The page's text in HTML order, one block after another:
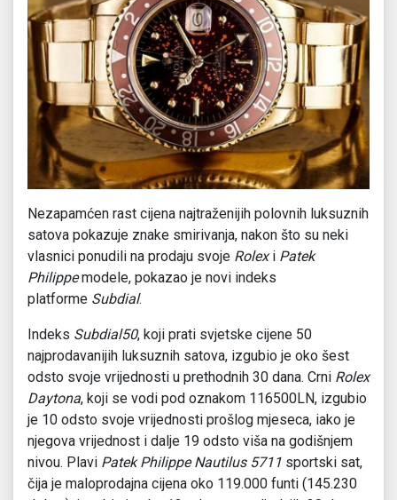
Nezapamćen rast cijena najtraženijih polovnih luksuznih
satova pokazuje znake smirivanja, nakon što su neki
vlasnici ponudili na prodaju svoje Rolexi Patek
Philippemodele, pokazao je novi indeks
platforme Subdial.
Indeks Subdial50, koji prati svjetske cijene 50
najprodavanijih luksuznih satova, izgubio je oko šest
odsto svoje vrijednosti u prethodnih 30 dana. Crni Rolex
Daytona, koji se vodi pod oznakom 116500LN, izgubio
je 10 odsto svoje vrijednosti prošlog mjeseca, iako je
njegova vrijednost i dalje 19 odsto viša na godišnjem
nivou. Plavi Patek Philippe Nautilus 5711 sportski sat,
čija je maloprodajna cijena oko 119.000 funti (145.230